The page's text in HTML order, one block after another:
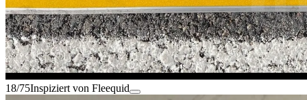
18/75Inspiziert von Fleequid